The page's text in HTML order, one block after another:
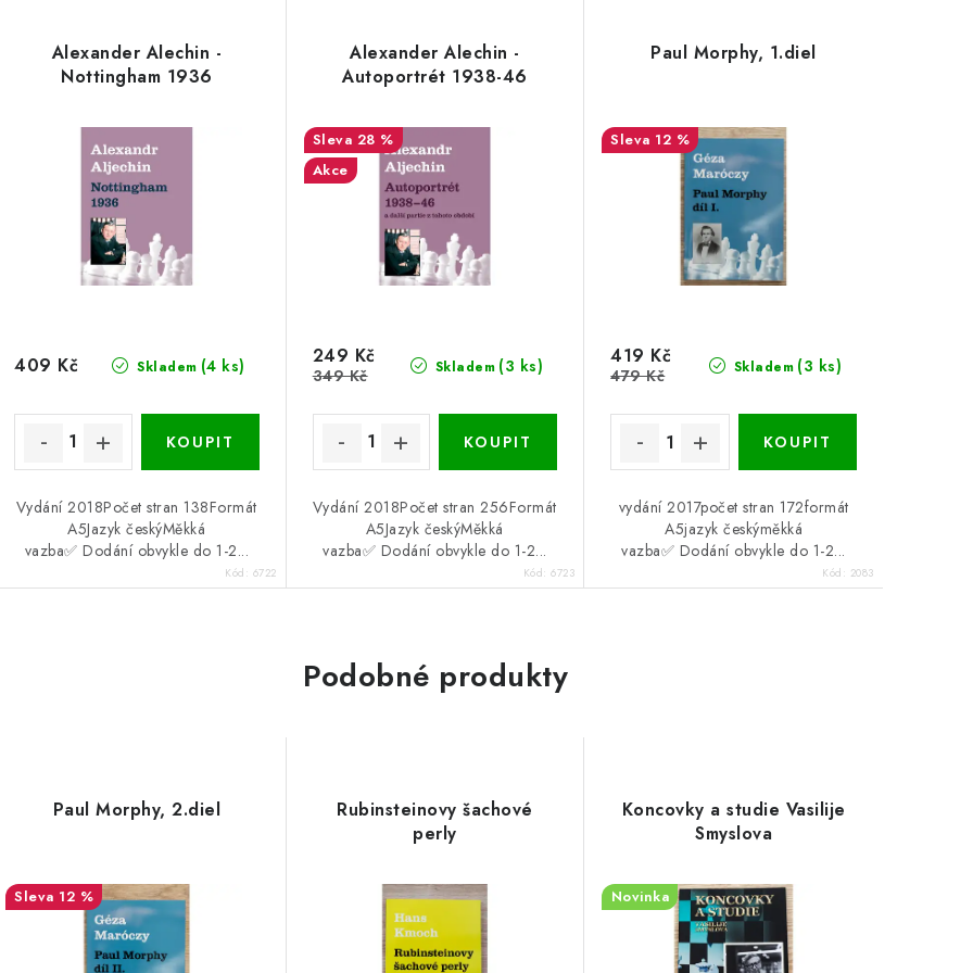
Alexander Alechin -
Nottingham 1936
Skladem (4 ks)
409 Kč
Vydání 2018Počet stran 138Formát
A5Jazyk českýMěkká
vazba✅ Dodání obvykle do 1-2...
Kód: 6722
Alexander Alechin -
Autoportrét 1938-46
28 %
Akce
Skladem (3 ks)
249 Kč
349 Kč
Vydání 2018Počet stran 256Formát
A5Jazyk českýMěkká
vazba✅ Dodání obvykle do 1-2...
Kód:6723
Paul Morphy, 1.diel
12 %
Skladem (3 ks)
419 Kč
479 Kč
vydání 2017počet stran 172formát
A5jazyk českýměkká
vazba✅ Dodání obvykle do 1-2...
Kód: 2083
Podobné produkty
Paul Morphy, 2.diel
12 %
Rubinsteinovy šachové
perly
Koncovky a studie Vasilije
Smyslova
Novinka